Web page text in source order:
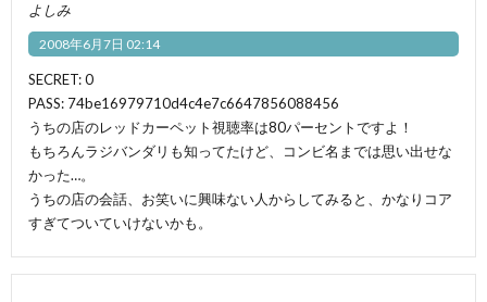
よしみ
2008年6月7日 02:14
SECRET: 0
PASS: 74be16979710d4c4e7c6647856088456
うちの店のレッドカーペット視聴率は80パーセントですよ！
もちろんラジバンダリも知ってたけど、コンビ名までは思い出せな
かった…。
うちの店の会話、お笑いに興味ない人からしてみると、かなりコア
すぎてついていけないかも。